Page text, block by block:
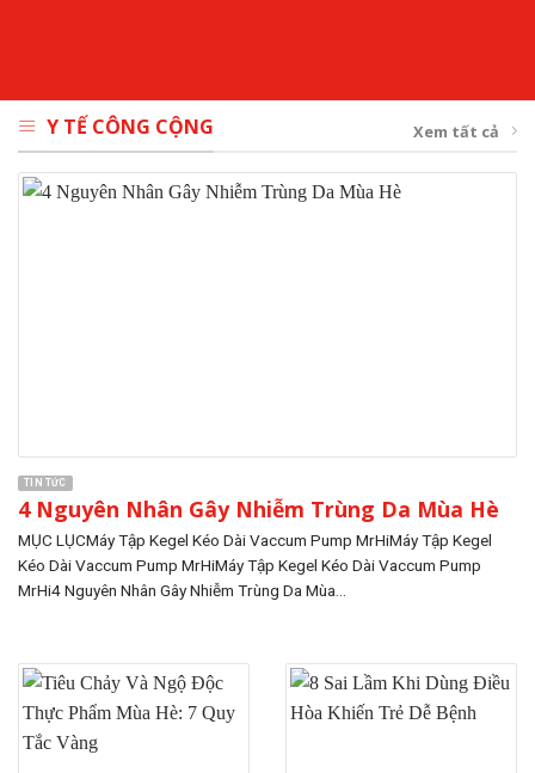
Y TẾ CÔNG CỘNG Xem tất cả
TIN TỨC
4 Nguyên Nhân Gây Nhiễm Trùng Da Mùa Hè
MỤC LỤCMáy Tập Kegel Kéo Dài Vaccum Pump MrHiMáy Tập Kegel
Kéo Dài Vaccum Pump MrHiMáy Tập Kegel Kéo Dài Vaccum Pump
MrHi4 Nguyên Nhân Gây Nhiễm Trùng Da Mùa...